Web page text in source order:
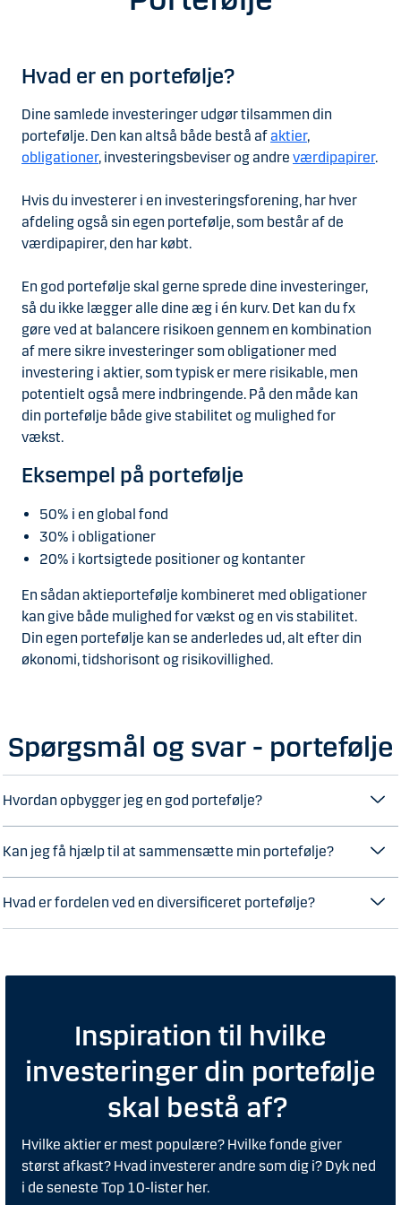
Hvad er en portefølje?
Dine samlede investeringer udgør tilsammen din
portefølje. Den kan altså både bestå afaktier,
obligationer, investeringsbeviser og andre værdipapirer.
Hvis du investerer i en investeringsforening, har hver
afdeling også sin egen portefølje, som består af de
værdipapirer, den har købt.
En god portefølje skal gerne sprede dine investeringer,
så du ikke lægger alle dine æg i én kurv. Det kan du fx
gøre ved at balancere risikoen gennem en kombination
af mere sikre investeringer som obligationer med
investering i aktier, som typisk er mere risikable, men
potentielt også mere indbringende. På den måde kan
din portefølje både give stabilitet og mulighed for
vækst.
Eksempel på portefølje
50% i en global fond
30% i obligationer
20% i kortsigtede positioner og kontanter
En sådan aktieportefølje kombineret med obligationer
kan give både mulighed for vækst og en vis stabilitet.
Din egen portefølje kan se anderledes ud, alt efter din
økonomi, tidshorisont og risikovillighed.
Spørgsmål og svar - portefølje
Hvordan opbygger jeg en god portefølje?
Kan jeg få hjælp til at sammensætte min portefølje?
Hvad er fordelen ved en diversificeret portefølje?
Inspiration til hvilke
investeringer din portefølje
skal bestå af?
Hvilke aktier er mest populære? Hvilke fonde giver
størst afkast? Hvad investerer andre som dig i? Dyk ned
i de seneste Top 10-lister her.